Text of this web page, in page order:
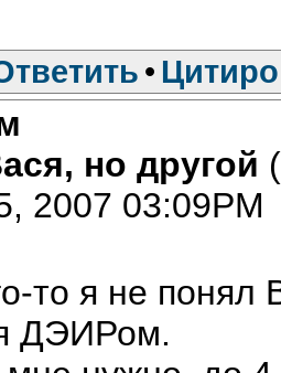
•
но другой
2007 03:09PM
то я не понял
ДЭИРом.